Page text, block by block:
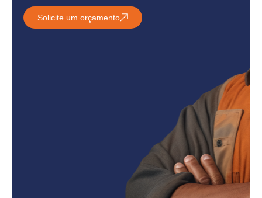
Solicite um orçamento